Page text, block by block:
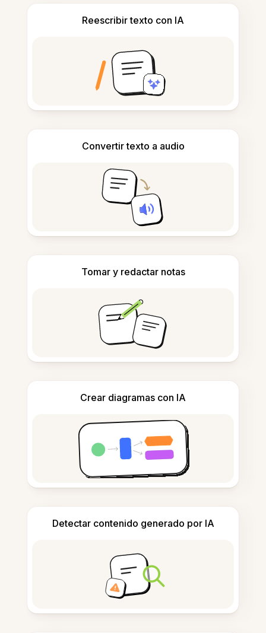
Reescribir texto con IA
Convertir texto a audio
Tomar y redactar notas
Crear diagramas con IA
Detectar contenido generado por IA